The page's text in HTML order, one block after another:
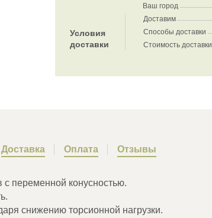
Условия
доставки
Ваш город
Доставим
Способы доставки
Стоимость доставки
Доставка Оплата Отзывы
переменной конусностью.
снижению торсионной нагрузки.